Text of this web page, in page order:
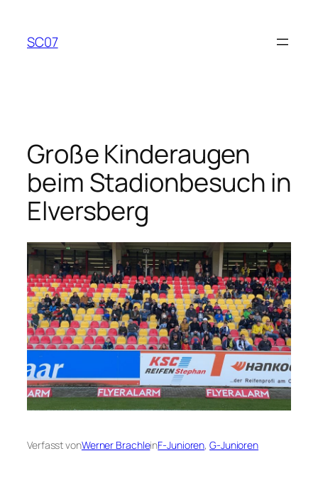
springen
SC07
Große Kinderaugen
beim Stadionbesuch in
Elversberg
Verfasst vonWerner BrachleinF-Junioren, G-Junioren